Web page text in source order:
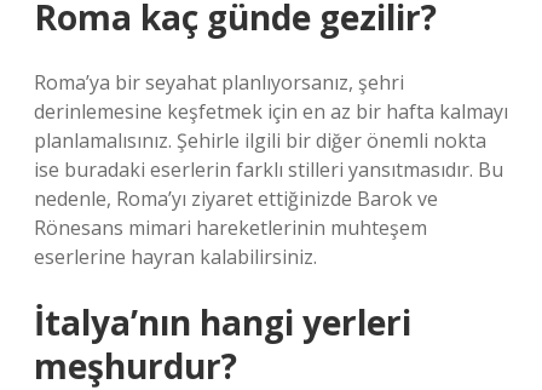
Roma kaç günde gezilir?
Roma’ya bir seyahat planlıyorsanız, şehri
derinlemesine keşfetmek için en az bir hafta kalmayı
planlamalısınız. Şehirle ilgili bir diğer önemli nokta
ise buradaki eserlerin farklı stilleri yansıtmasıdır. Bu
nedenle, Roma’yı ziyaret ettiğinizde Barok ve
Rönesans mimari hareketlerinin muhteşem
eserlerine hayran kalabilirsiniz.
İtalya’nın hangi yerleri
meşhurdur?